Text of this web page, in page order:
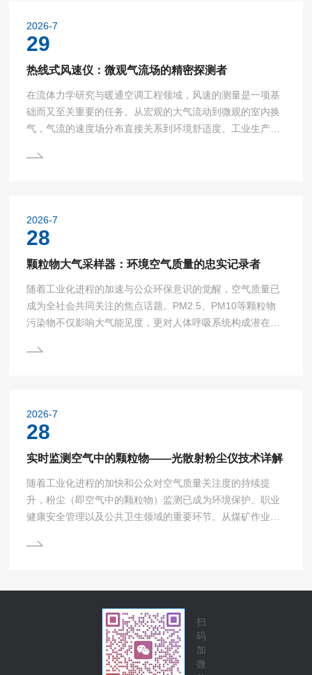
衡精密检测需求与户外高频使用场景。一、多重光路与信号
处理优化...
2026-7
29
热线式风速仪：微观气流场的精密探测者
在流体力学研究与暖通空调工程领域，风速的测量是一项基
础而又至关重要的任务。从宏观的大气流动到微观的室内换
气，气流的速度场分布直接关系到环境舒适度、工业生产安
仪以其高的灵敏度与极快的响应速度，成为了实验室级精密
这根热线被电流加热至高于环境温度的状态。当气流流过热
线时，会带...
2026-7
28
颗粒物大气采样器：环境空气质量的忠实记录者
随着工业化进程的加速与公众环保意识的觉醒，空气质量已
成为全社会共同关注的焦点话题。PM2.5、PM10等颗粒物
污染物不仅影响大气能见度，更对人体呼吸系统构成潜在威
效的防控措施，获取准确的大气颗粒物样本是第一步。颗粒
泵的动力，使环境空气以恒定的流量通过特定的切割器入
口。在这...
2026-7
28
实时监测空气中的颗粒物——光散射粉尘仪技术详解
随着工业化进程的加快和公众对空气质量关注度的持续提
升，粉尘（即空气中的颗粒物）监测已成为环境保护、职业
健康安全管理以及公共卫生领域的重要环节。从煤矿作业面
的颗粒物对人体健康和生态环境构成潜在威胁。传统的滤膜
仪器因其响应迅速、操作便捷、可连续监测等特点，逐渐成
扫
码
加
微